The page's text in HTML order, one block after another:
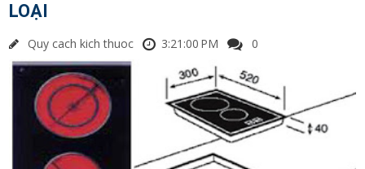
LOẠI
Quy cach kich thuoc 3:21:00 PM 0